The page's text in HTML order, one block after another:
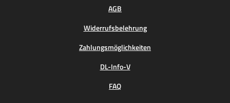
AGB
Widerrufsbelehrung
Zahlungsmöglichkeiten
DL-Info-V
FAQ